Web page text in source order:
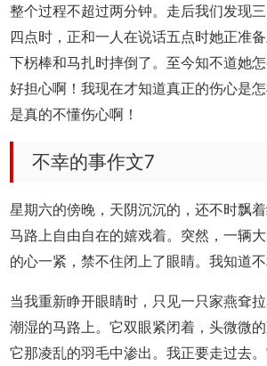
整个过程不超过两分钟。走后我们发现
四点时，正和一人在说话五点时她正准
下柺棒和马扎时摔倒了。至今知不道她
好担心啊！我现在才知道真正的伤心是
是真的不懂伤心啊！
不幸的事作文7
星期六的傍晚，天阴沉沉的，还不时飘
马路上自由自在的嬉戏着。突然，一辆
的心一紧，禁不住闭上了眼睛。我知道不
当我重新睁开眼睛时，只见一只家燕耷
潮湿的马路上。它双眼紧闭着，头微微
它那凌乱的羽毛中渗出。我正要走过去